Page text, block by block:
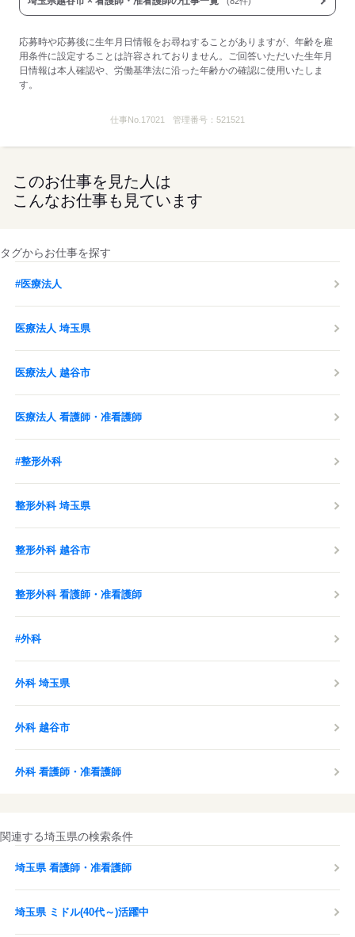
住宅手当：8,500円～13,500円
扶養手当：4,000円～11,000円
■受動喫煙防止措置：
敷地内禁煙
応募時や応募後に生年月日情報をお尋ねすることがありますが、年齢を雇
用条件に設定することは許容されておりません。ご回答いただいた生年月
日情報は本人確認や、労働基準法に沿った年齢かの確認に使用いたしま
す。
仕事No. 17021 管理番号： 521521
このお仕事を見た人は
こんなお仕事も見ています
タグからお仕事を探す
#医療法人
医療法人 埼玉県
医療法人 越谷市
医療法人 看護師・准看護師
#整形外科
整形外科 埼玉県
整形外科 越谷市
整形外科 看護師・准看護師
#外科
外科 埼玉県
外科 越谷市
外科 看護師・准看護師
関連する埼玉県の検索条件
埼玉県 看護師・准看護師
埼玉県 ミドル(40代～)活躍中